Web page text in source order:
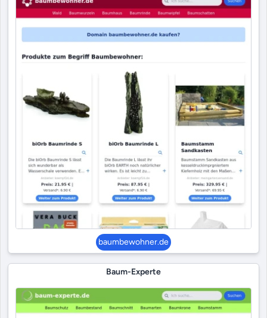
baumbewohner.de
Baum-Experte